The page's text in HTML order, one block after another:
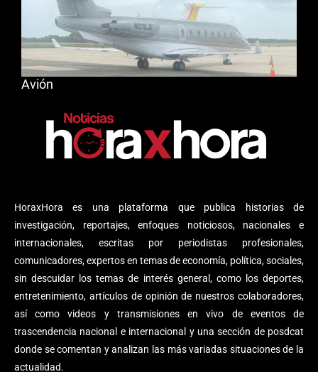
HoraxHora es una plataforma que publica historias de
investigación, reportajes, enfoques noticiosos, nacionales e
internacionales, escritas por periodistas profesionales,
comunicadores, expertos en temas de economía, política, sociales,
sin descuidar los temas de interés general, como los deportes,
entretenimiento, artículos de opinión de nuestros colaboradores,
así como videos y transmisiones en vivo de eventos de
trascendencia nacional e internacional y una sección de posdcat
donde se comentan y analizan las más variadas situaciones de la
actualidad.
Avión